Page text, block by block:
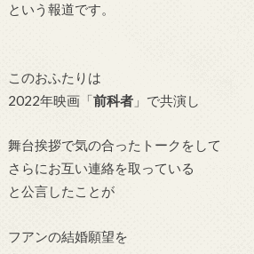
という報道です。
このおふたりは
2022年映画「前科者」で共演し
舞台挨拶で気の合ったトークをして
さらにお互い連絡を取っている
と公言したことが
フアンの結婚願望を